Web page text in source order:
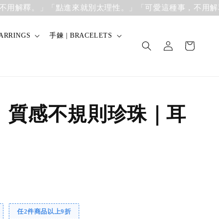
釋。」 「點進來就別太理性。」「可愛這種事，不用解釋。
手鍊 | BRACELETS
質感不規則珍珠｜耳
任2件商品以上9折